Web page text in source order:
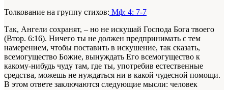
Толкование на группу стихов: Мф: 4: 7-7
Так, Ангели сохранят, – но не искушай Господа Бога твоего
(Втор. 6:16). Ничего ты не должен предпринимать с тем
намерением, чтобы поставить в искушение, так сказать,
всемогущество Божие, вынуждать Его всемогущество к
какому-нибудь чуду там, где ты, употребив естественные
средства, можешь не нуждаться ни в какой чудесной помощи.
В этом ответе заключаются следующие мысли: человек